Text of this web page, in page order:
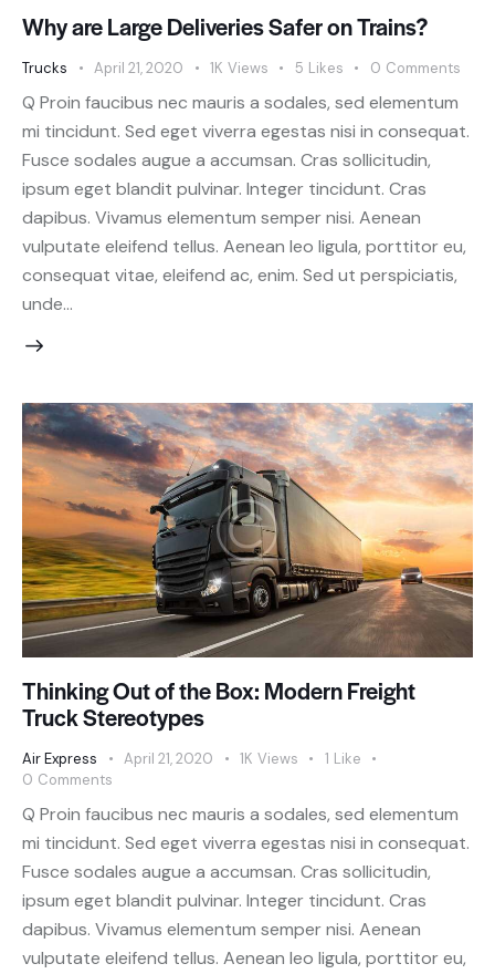
Why are Large Deliveries Safer on Trains?
Trucks April 21, 2020 1K Views 5 Likes 0 Comments
Q Proin faucibus nec mauris a sodales, sed elementum
mi tincidunt. Sed eget viverra egestas nisi in consequat.
Fusce sodales augue a accumsan. Cras sollicitudin,
ipsum eget blandit pulvinar. Integer tincidunt. Cras
dapibus. Vivamus elementum semper nisi. Aenean
vulputate eleifend tellus. Aenean leo ligula, porttitor eu,
consequat vitae, eleifend ac, enim. Sed ut perspiciatis,
unde…
Thinking Out of the Box: Modern Freight
Truck Stereotypes
Air Express April 21, 2020 1K Views 1 Like
0 Comments
Q Proin faucibus nec mauris a sodales, sed elementum
mi tincidunt. Sed eget viverra egestas nisi in consequat.
Fusce sodales augue a accumsan. Cras sollicitudin,
ipsum eget blandit pulvinar. Integer tincidunt. Cras
dapibus. Vivamus elementum semper nisi. Aenean
vulputate eleifend tellus. Aenean leo ligula, porttitor eu,